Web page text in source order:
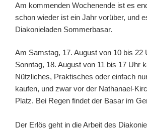
Am kommenden Wochenende ist es
schon wieder ist ein Jahr vorüber, und
Diakonieladen Sommerbasar.
Am Samstag, 17. August von 10 bis 22
Sonntag, 18. August von 11 bis 17 Uhr
Nützliches, Praktisches oder einfach
kaufen, und zwar vor der Nathanael-
Platz. Bei Regen findet der Basar im
Der Erlös geht in die Arbeit des